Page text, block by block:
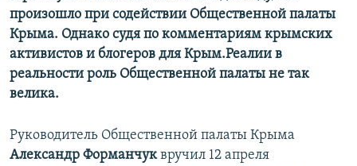
произошло при содействии Общественной палаты
Крыма. Однако судя по комментариям крымских
активистов и блогеров для Крым.Реалии в
реальности роль Общественной палаты не так
велика.
Руководитель Общественной палаты Крыма
Александр Форманчуквручил 12 апреля